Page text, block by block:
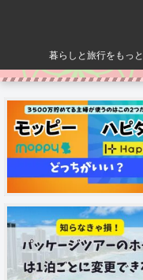
暮らしと旅行をもっ